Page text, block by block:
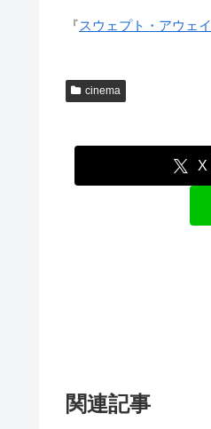
『スウェプト・アウェイ
cinema
X
関連記事